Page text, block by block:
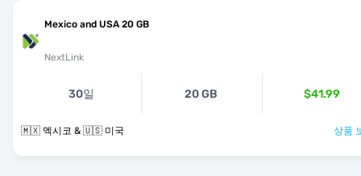
Mexico and USA 20 GB
NextLink
30일 20 GB $41.99
🇲🇽 멕시코 & 🇺🇸 미국 상품